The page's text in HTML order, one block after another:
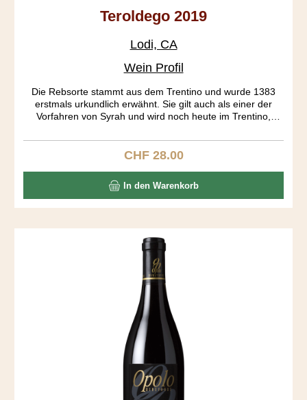
Teroldego 2019
Lodi, CA
Wein Profil
Die Rebsorte stammt aus dem Trentino und wurde 1383
erstmals urkundlich erwähnt. Sie gilt auch als einer der
Vorfahren von Syrah und wird noch heute im Trentino,
wie eine Urgewalt. Sehr dunkel in der Farbe, geheimnisvoll
im Charakter. Ein spezielles Tannin, unglaublich dichte
vibrierende Säure lassen die gefälligen Weine aus den
Grossverteilern weit hinter sich. Sensationell zu Lamm.
Regulärer Preis:
CHF 28.00
In den Warenkorb